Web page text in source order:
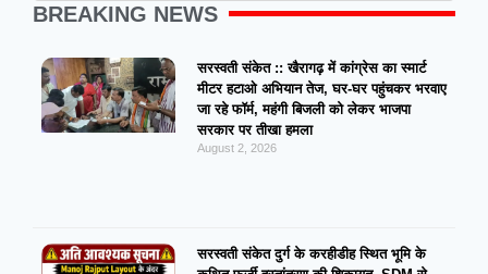
BREAKING NEWS
सरस्वती संकेत :: खैरागढ़ में कांग्रेस का स्मार्ट
मीटर हटाओ अभियान तेज, घर-घर पहुंचकर भरवाए
जा रहे फॉर्म, महंगी बिजली को लेकर भाजपा
सरकार पर तीखा हमला
August 2, 2026
सरस्वती संकेत दुर्ग के करहीडीह स्थित भूमि के